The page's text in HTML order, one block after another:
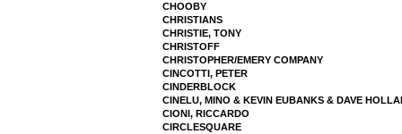
CHOOBY
CHRISTIANS
CHRISTIE, TONY
CHRISTOFF
CHRISTOPHER/EMERY COMPANY
CINCOTTI, PETER
CINDERBLOCK
CINELU, MINO & KEVIN EUBANKS & DAVE
CIONI, RICCARDO
CIRCLESQUARE